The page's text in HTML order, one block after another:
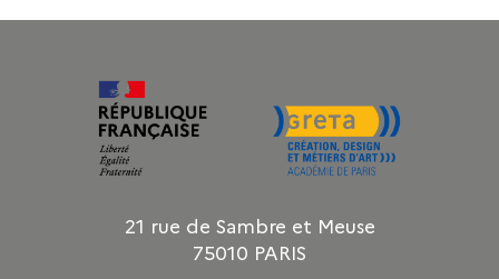
21 rue de Sambre et Meuse
75010 PARIS